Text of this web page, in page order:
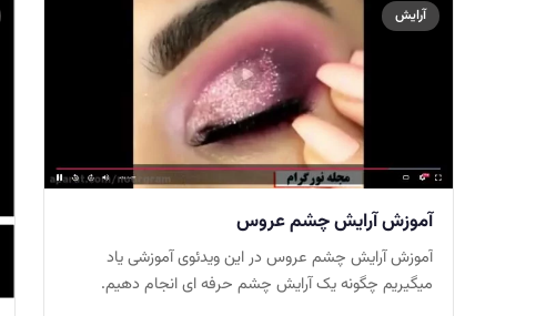
آرایش
آموزش آرایش چشم عروس
آموزش آرایش چشم عروس در این ویدئوی آموزشی یاد
میگیریم چگونه یک آرایش چشم حرفه ای انجام دهیم.